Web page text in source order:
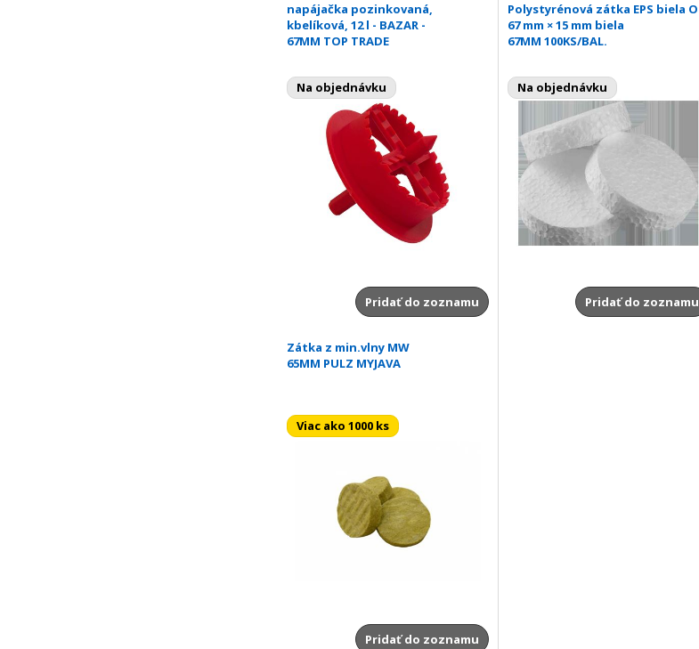
napájačka pozinkovaná,
kbelíková, 12 l - BAZAR -
67MM TOP TRADE
Na objednávku
Pridať do zoznamu
Polystyrénová zátka EPS biela O
67 mm × 15 mm biela
67MM 100KS/BAL.
Na objednávku
Pridať do zoznamu
Zátka z min.vlny MW
65MM PULZ MYJAVA
Viac ako 1000 ks
Pridať do zoznamu